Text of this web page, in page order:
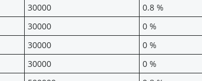
30000 0.8 %
30000 0 %
30000 0 %
30000 0 %